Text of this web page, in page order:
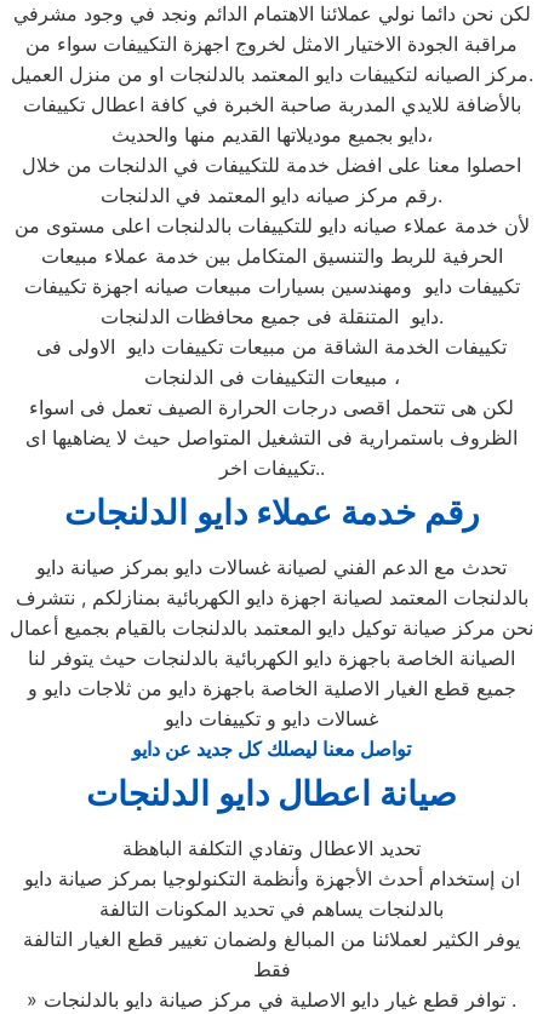
لكن نحن دائما نولي عملائنا الاهتمام الدائم ونجد في وجود مشرفي
مراقبة الجودة الاختيار الامثل لخروج اجهزة التكييفات سواء من
مركز الصيانه لتكييفات دايو المعتمد بالدلنجات او من منزل العميل.
بالأضافة للايدي المدربة صاحبة الخبرة في كافة اعطال تكييفات
دايو بجميع موديلاتها القديم منها والحديث،
احصلوا معنا على افضل خدمة للتكييفات في الدلنجات من خلال
رقم مركز صيانه دايو المعتمد في الدلنجات.
لأن خدمة عملاء صيانه دايو للتكييفات بالدلنجات اعلى مستوى من
الحرفية للربط والتنسيق المتكامل بين خدمة عملاء مبيعات
تكييفات دايو ومهندسين بسيارات مبيعات صيانه اجهزة تكييفات
دايو المتنقلة فى جميع محافظات الدلنجات.
تكييفات الخدمة الشاقة من مبيعات تكييفات دايو الاولى فى
مبيعات التكييفات فى الدلنجات ،
لكن هى تتحمل اقصى درجات الحرارة الصيف تعمل فى اسواء
الظروف باستمرارية فى التشغيل المتواصل حيث لا يضاهيها اى
تكييفات اخر..
رقم خدمة عملاء دايو الدلنجات
تحدث مع الدعم الفني لصيانة غسالات دايو بمركز صيانة دايو
بالدلنجات المعتمد لصيانة اجهزة دايو الكهربائية بمنازلكم , نتشرف
نحن مركز صيانة توكيل دايو المعتمد بالدلنجات بالقيام بجميع أعمال
الصيانة الخاصة باجهزة دايو الكهربائية بالدلنجات حيث يتوفر لنا
جميع قطع الغيار الاصلية الخاصة باجهزة دايو من ثلاجات دايو و
غسالات دايو و تكييفات دايو
تواصل معنا ليصلك كل جديد عن دايو
صيانة اعطال دايو الدلنجات
تحديد الاعطال وتفادي التكلفة الباهظة
ان إستخدام أحدث الأجهزة وأنظمة التكنولوجيا بمركز صيانة دايو
بالدلنجات يساهم في تحديد المكونات التالفة
يوفر الكثير لعملائنا من المبالغ ولضمان تغيير قطع الغيار التالفة
فقط
» توافر قطع غيار دايو الاصلية في مركز صيانة دايو بالدلنجات .